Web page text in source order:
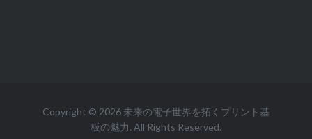
Copyright © 2026 未来の電子世界を拓くプリント基
板の魅力. All Rights Reserved.